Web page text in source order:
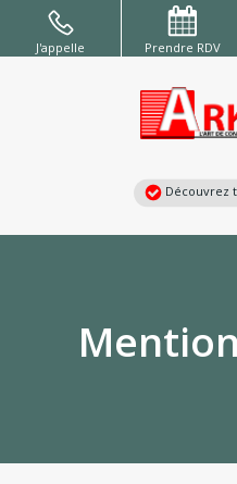
J'appelle Prendre RDV
Découvrez